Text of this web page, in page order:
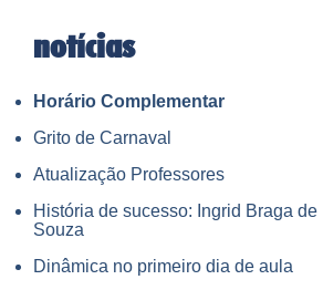
notícias
Horário Complementar
Grito de Carnaval
Atualização Professores
História de sucesso: Ingrid Braga de
Souza
Dinâmica no primeiro dia de aula